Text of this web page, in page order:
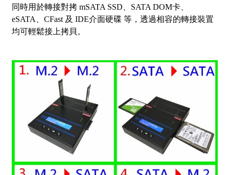
同時用於轉接對拷 mSATA SSD、SATA DOM卡、
eSATA、CFast 及 IDE介面硬碟 等，透過相容的轉接裝置
均可輕鬆接上拷貝。